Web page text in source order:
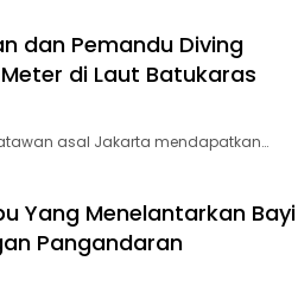
dan Pemandu Diving
di Laut Batukaras
asal Jakarta mendapatkan…
Yang Menelantarkan Bayi
Pangandaran